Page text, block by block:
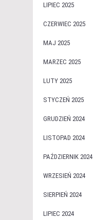
LIPIEC 2025
CZERWIEC 2025
MAJ 2025
MARZEC 2025
LUTY 2025
STYCZEŃ 2025
GRUDZIEŃ 2024
LISTOPAD 2024
PAŹDZIERNIK 2024
WRZESIEŃ 2024
SIERPIEŃ 2024
LIPIEC 2024